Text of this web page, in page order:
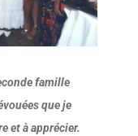
famille
que je
et à apprécier.